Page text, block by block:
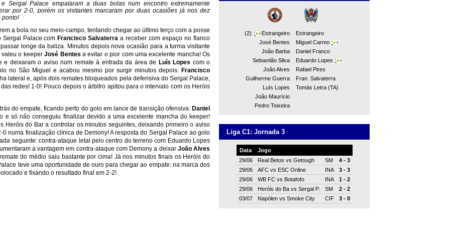
Sergal Palace empataram a duas bolas num encontro extremamente
por 2-0, porém os visitantes marcaram por duas ocasiões já nos dez
ponto!
a bola no seu meio-campo, tentando chegar ao último terço com a posse
Sergal Palace com Francisco Salvaterra a receber com espaço no flanco
longe da baliza. Minutos depois nova ocasião para a turma visitante
o keeper José Bentes a evitar o pior com uma excelente mancha! Os
deixaram o aviso num remate à entrada da área de Luís Lopes com o
no São Miguel e acabou mesmo por surgir minutos depois: Francisco
lateral e, após dois remates bloqueados pela defensiva do Sergal Palace,
redes! 1-0! Pouco depois o árbitro apitou para o intervalo com os Heróis
do empate, ficando perto do golo em lance de transição ofensiva: Daniel
só não conseguiu finalizar devido a uma excelente mancha do keeper!
Heróis do Bar a controlar os minutos seguintes, deixando primeiro o aviso
numa finalização clínica de Demony! A resposta do Sergal Palace ao golo
seguinte: contra-ataque letal pelo centro do terreno com Eduardo Lopes
a vantagem em contra-ataque com Demony a deixar João Alves
do médio saiu bastante por cima! Já nos minutos finais os Heróis do
teve uma oportunidade de ouro para chegar ao empate: na marca dos
e fixando o resultado final em 2-2!
(2) Estrangeiro
Estrangeiro
José Bentes
Miguel Carmo
João Barba
Daniel Franco
Sebastião Silva
Eduardo Lopes
João Alves
Rafael Pires
Guilherme Guerra
Fran. Salvaterra
Luís Lopes
Tomás Letra (TA)
João Maurício
Pedro Teixeira
Liga C1: Jornada 3
Data
Jogo
29/06
Real Betos vs Getough SM
4 - 3
29/06
AFCvs ESC Online INA
3 - 3
29/06
WB FCvs Botafofo INA
1 - 2
29/06
Heróis do Bavs Sergal P. SM
2 - 2
03/07
Napólenvs Smoke City CIF 3 - 0